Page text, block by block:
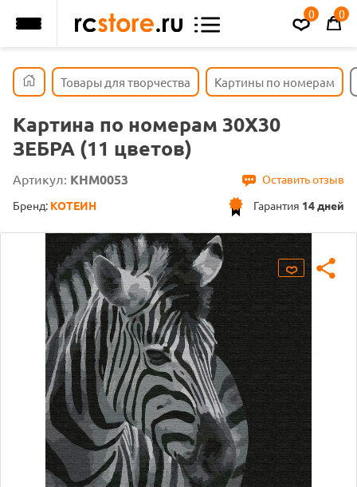
0 0
Товары для творчества Картины по номерам
Картина по номерам 30Х30
ЗЕБРА (11 цветов)
Артикул: KHM0053
Оставить отзыв
Гарантия 14 дней
Бренд: КОТЕИН